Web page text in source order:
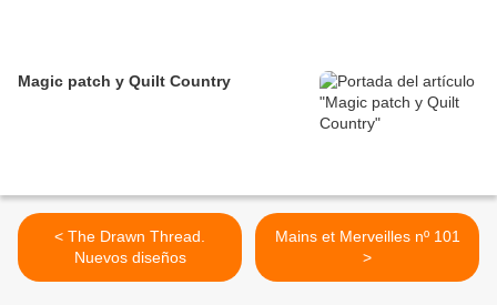
Magic patch y Quilt Country
< The Drawn Thread.
Nuevos diseños
Mains et Merveilles nº 101
>